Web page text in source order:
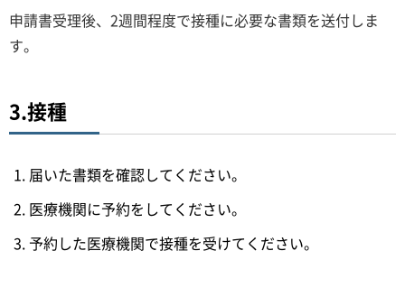
申請書受理後、2週間程度で接種に必要な書類を送付しま
す。
3.接種
届いた書類を確認してください。
医療機関に予約をしてください。
予約した医療機関で接種を受けてください。